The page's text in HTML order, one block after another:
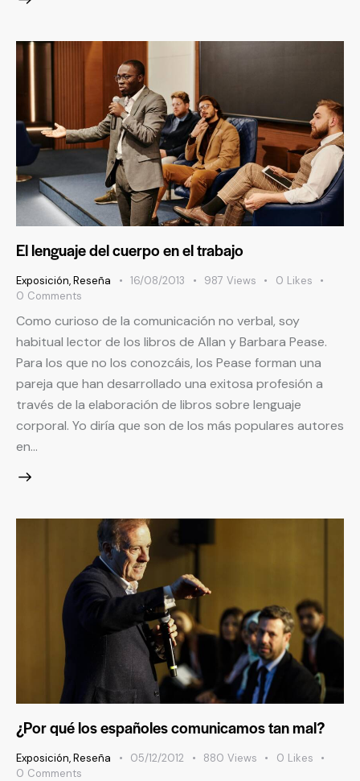
El lenguaje del cuerpo en el trabajo
Exposición,Reseña 16/08/2013 987 Views 0 Likes
0 Comments
Como curioso de la comunicación no verbal, soy
habitual lector de los libros de Allan y Barbara Pease.
Para los que no los conozcáis, los Pease forman una
pareja que han desarrollado una exitosa profesión a
través de la elaboración de libros sobre lenguaje
corporal. Yo diría que son de los más populares autores
en…
¿Por qué los españoles comunicamos tan mal?
Exposición,Reseña 05/12/2012 880 Views 0 Likes
0 Comments